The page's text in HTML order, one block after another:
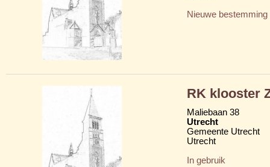
Nieuwe bestemming
RK klooster
Maliebaan 38
Utrecht
Gemeente Utrecht
Utrecht
In gebruik